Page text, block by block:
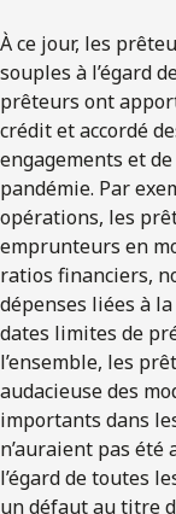
À ce jour, les
souples à l’égard
prêteurs ont
crédit et accordé
engagements et
pandémie. Par
opérations, les
emprunteurs en
ratios financiers,
dépenses liées à
dates limites de
l’ensemble, les
audacieuse des
importants dans
n’auraient pas
l’égard de toutes
un défaut au titre